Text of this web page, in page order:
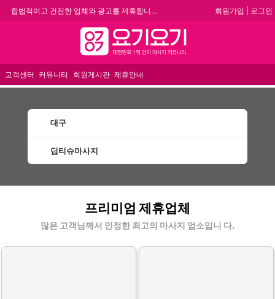
합법적이고 건전한 업체와 광고를 제휴합니다.
★요기요기 설 연휴 휴무 안내★
★ 요기요기 업체회원 안내사항 ★
불건전한 게시글은 삭제 및 회원탈퇴 됩니다.
회원가입 로그인
고객센터 커뮤니티 회원게시판 제휴안내
대구
딥티슈마사지
프리미엄 제휴업체
많은 고객님께서 인정한 최고의 마사지 업소입니 다.